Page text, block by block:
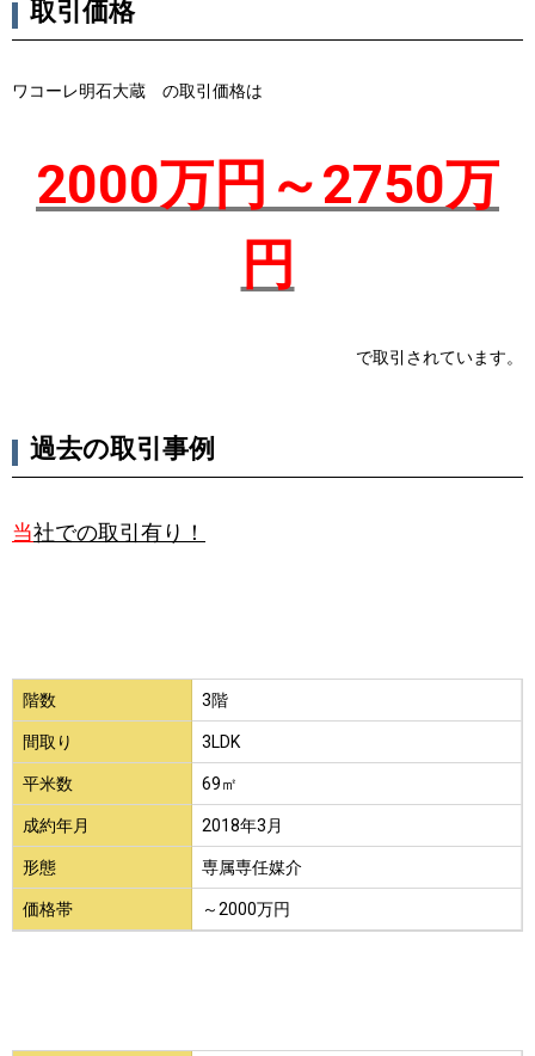
取引価格
ワコーレ明石大蔵 の取引価格は
2000万円～2750万
円
で取引されています。
過去の取引事例
当社での取引有り！
階数 3階
間取り 3LDK
平米数 69㎡
成約年月 2018年3月
形態 専属専任媒介
価格帯 ～2000万円